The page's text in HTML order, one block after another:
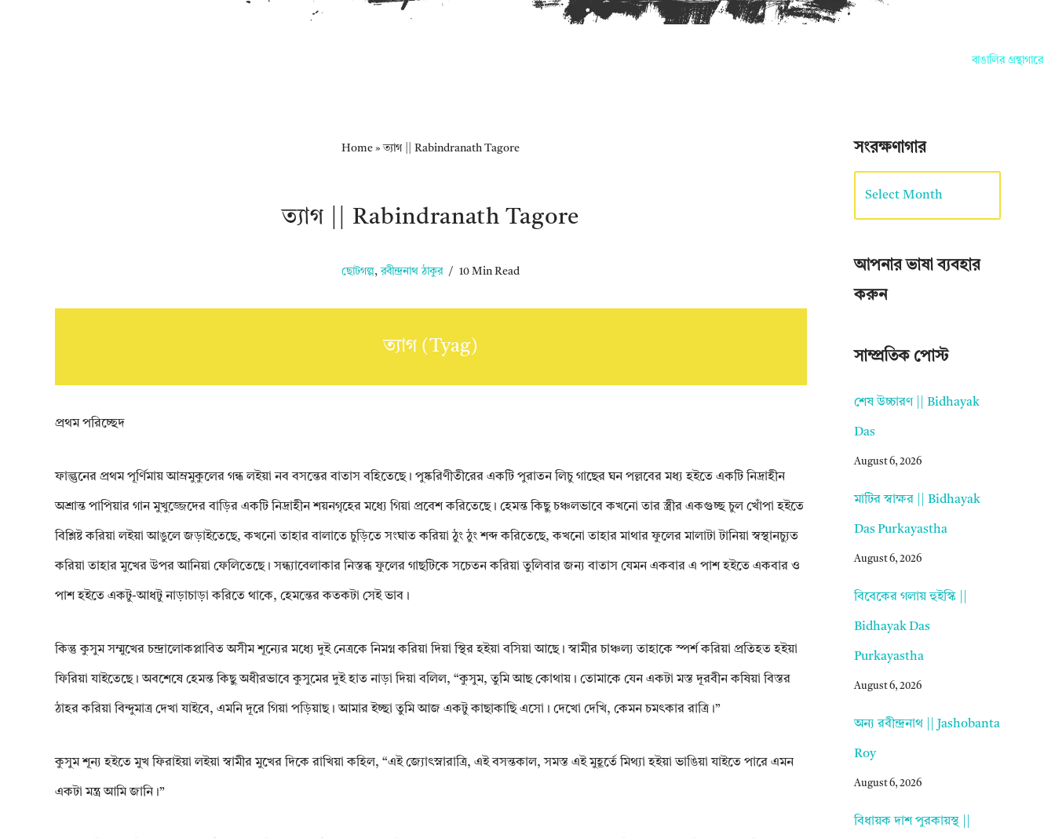
বাঙালির গ্রন্থাগারে
Home »ত্যাগ || Rabindranath Tagore
ত্যাগ || Rabindranath Tagore
ছোটগল্প,রবীন্দ্রনাথ ঠাকুর 10 Min Read
ত্যাগ (Tyag)
প্রথম পরিচ্ছেদ
ফাল্গুনের প্রথম পূর্ণিমায় আম্রমুকুলের গন্ধ লইয়া নব বসন্তের বাতাস বহিতেছে। পুষ্করিণীতীরের একটি পুরাতন লিচু গাছের ঘন পল্লবের মধ্য হইতে একটি নিদ্রাহীন
অশ্রান্ত পাপিয়ার গান মুখুজ্জেদের বাড়ির একটি নিদ্রাহীন শয়নগৃহের মধ্যে গিয়া প্রবেশ করিতেছে। হেমন্ত কিছু চঞ্চলভাবে কখনো তার স্ত্রীর একগুচ্ছ চুল খোঁপা হইতে
বিশ্লিষ্ট করিয়া লইয়া আঙুলে জড়াইতেছে, কখনো তাহার বালাতে চুড়িতে সংঘাত করিয়া ঠুং ঠুং শব্দ করিতেছে, কখনো তাহার মাথার ফুলের মালাটা টানিয়া স্বস্থানচ্যুত
করিয়া তাহার মুখের উপর আনিয়া ফেলিতেছে। সন্ধ্যাবেলাকার নিস্তব্ধ ফুলের গাছটিকে সচেতন করিয়া তুলিবার জন্য বাতাস যেমন একবার এ পাশ হইতে একবার ও
পাশ হইতে একটু-আধটু নাড়াচাড়া করিতে থাকে, হেমন্তের কতকটা সেই ভাব।
কিন্তু কুসুম সম্মুখের চন্দ্রালোকপ্লাবিত অসীম শূন্যের মধ্যে দুই নেত্রকে নিমগ্ন করিয়া দিয়া স্থির হইয়া বসিয়া আছে। স্বামীর চাঞ্চল্য তাহাকে স্পর্শ করিয়া প্রতিহত হইয়া
ফিরিয়া যাইতেছে। অবশেষে হেমন্ত কিছু অধীরভাবে কুসুমের দুই হাত নাড়া দিয়া বলিল, “কুসুম, তুমি আছ কোথায়। তোমাকে যেন একটা মস্ত দূরবীন কষিয়া বিস্তর
ঠাহর করিয়া বিন্দুমাত্র দেখা যাইবে, এমনি দূরে গিয়া পড়িয়াছ। আমার ইচ্ছা তুমি আজ একটু কাছাকাছি এসো। দেখো দেখি, কেমন চমৎকার রাত্রি।”
কুসুম শূন্য হইতে মুখ ফিরাইয়া লইয়া স্বামীর মুখের দিকে রাখিয়া কহিল, “এই জ্যোৎস্নারাত্রি, এই বসন্তকাল, সমস্ত এই মুহূর্তে মিথ্যা হইয়া ভাঙিয়া যাইতে পারে এমন
একটা মন্ত্র আমি জানি।”
সংরক্ষণাগার
আপনার ভাষা ব্যবহার
করুন
সাম্প্রতিক পোস্ট
শেষ উচ্চারণ || Bidhayak
Das
August 6, 2026
মাটির স্বাক্ষর || Bidhayak
Das Purkayastha
August 6, 2026
বিবেকের গলায় হুইস্কি ||
Bidhayak Das
Purkayastha
August 6, 2026
অন্য রবীন্দ্রনাথ || Jashobanta
Roy
August 6, 2026
বিধায়ক দাশ পুরকায়স্থ ||